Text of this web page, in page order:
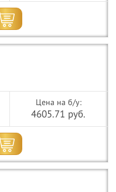
Цена на б/у:
4605.71 руб.